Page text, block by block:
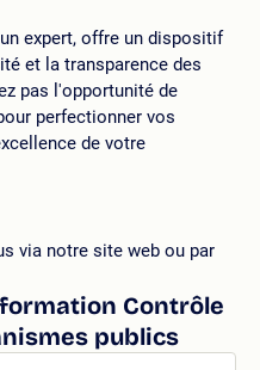
expert, offre un dispositif
et la transparence des
pas l'opportunité de
perfectionner vos
de votre
via notre site web ou par
Contrôle
publics